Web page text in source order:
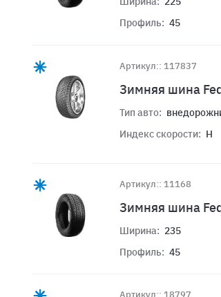
Профиль: 45
Артикул:: 117837
Зимняя шина
Тип авто:
Индекс скорости: H
Артикул:: 11168
Зимняя шина
Ширина: 235
Профиль: 45